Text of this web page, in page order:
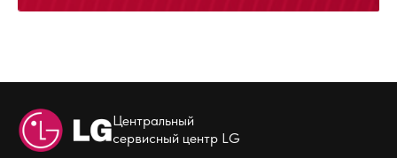
Центральный
сервисный центр LG